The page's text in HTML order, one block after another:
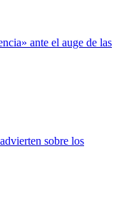
ante el auge de las
sobre los